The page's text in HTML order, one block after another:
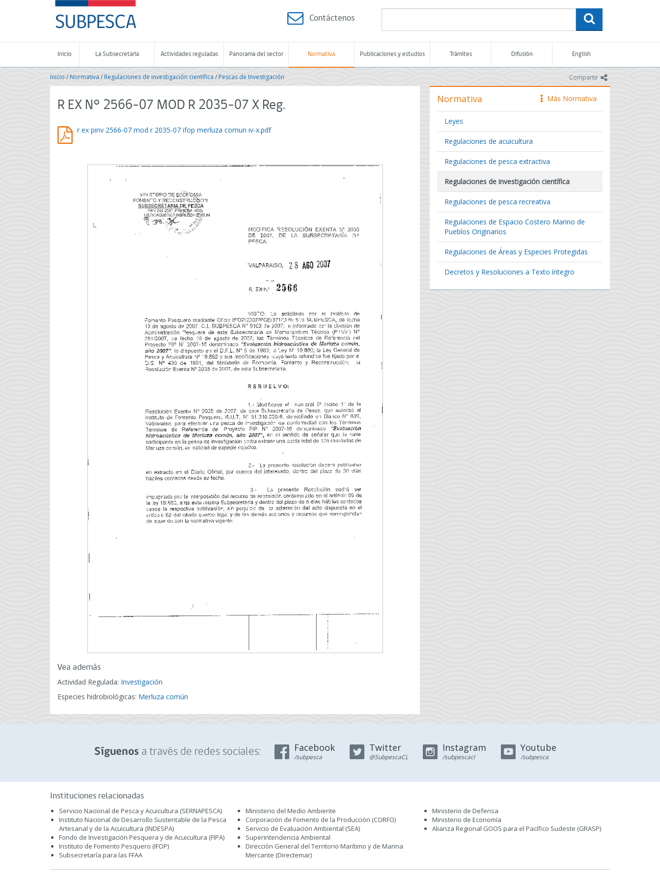
-
Subsecretaría
de
Pesca
Acuicultura
-
de
Chile
Contáctenos
Inicio La Subsecretaría Actividades reguladas Panorama del sector Normativa Publicaciones y estudios Trámites Difusión English
Compartir icono
Inicio /Normativa / Regulaciones de investigación científica /Pescas de Investigación
R EX N° 2566-07 MOD R 2035-07 X Reg.
r ex pinv 2566-07 mod r 2035-07 ifop merluza comun iv-x.pdf
Vea además
Actividad Regulada: Investigación
Especies hidrobiológicas: Merluza común
icono
Más Normativa
Normativa
Leyes
Regulaciones de acuicultura
Regulaciones de pesca extractiva
Regulaciones de investigación científica
Regulaciones de pesca recreativa
Regulaciones de Espacio Costero Marino de
Pueblos Originarios
Regulaciones de Áreas y Especies Protegidas
Decretos y Resoluciones a Texto íntegro
Síguenos a través de redes sociales: Facebook
/subpesca
Twitter
@SubpescaCL
Instagram
/subpescacl
Youtube
/subpesca
Instituciones relacionadas
Servicio Nacional de Pesca y Acuicultura (SERNAPESCA)
Instituto Nacional de Desarrollo Sustentable de la Pesca
Artesanal y de la Acuicultura (INDESPA)
Fondo de Investigación Pesquera y de Acuicultura (FIPA)
Instituto de Fomento Pesquero (IFOP)
Subsecretaría para las FFAA
Ministerio del Medio Ambiente
Corporación de Fomento de la Producción (CORFO)
Servicio de Evaluación Ambiental (SEA)
Superintendencia Ambiental
Dirección General del Territorio Marítimo y de Marina
Mercante (Directemar)
Ministerio de Defensa
Ministerio de Economía
Alianza Regional GOOS para el Pacífico Sudeste (GRASP)